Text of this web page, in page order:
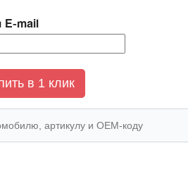
E-mail